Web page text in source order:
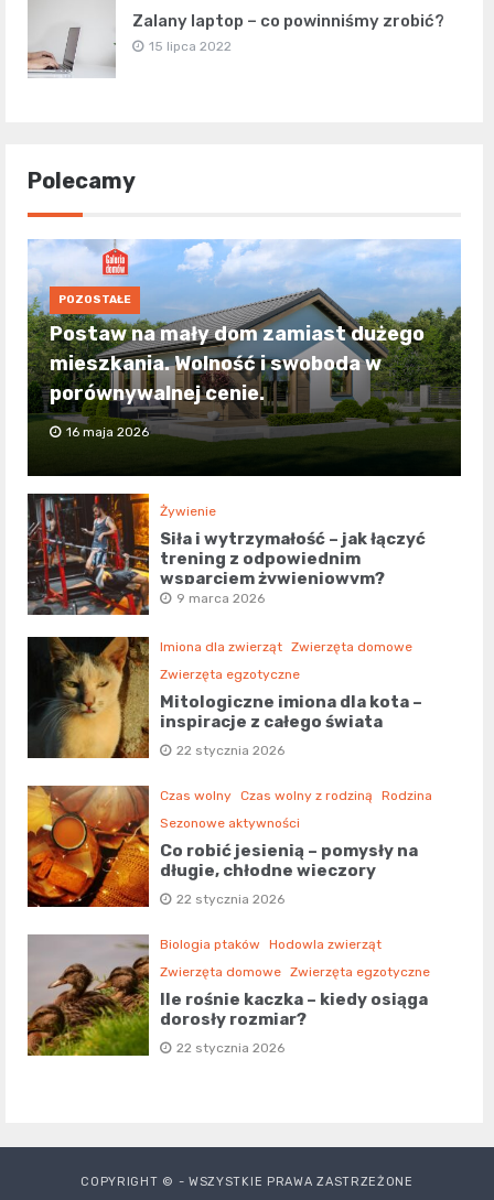
Zalany laptop – co powinniśmy zrobić?
15 lipca 2022
Polecamy
POZOSTAŁE
Postaw na mały dom zamiast dużego
mieszkania. Wolność i swoboda w
porównywalnej cenie.
16 maja 2026
Żywienie
Siła i wytrzymałość – jak łączyć
trening z odpowiednim
wsparciem żywieniowym?
9 marca 2026
Imiona dla zwierząt Zwierzęta domowe
Zwierzęta egzotyczne
Mitologiczne imiona dla kota –
inspiracje z całego świata
22 stycznia 2026
Czas wolny Czas wolny z rodziną
Rodzina
Sezonowe aktywności
Co robić jesienią – pomysły na
długie, chłodne wieczory
22 stycznia 2026
Biologia ptaków
Hodowla zwierząt
Zwierzęta domowe Zwierzęta egzotyczne
Ile rośnie kaczka – kiedy osiąga
dorosły rozmiar?
22 stycznia 2026
COPYRIGHT © - WSZYSTKIE PRAWA ZASTRZEŻONE